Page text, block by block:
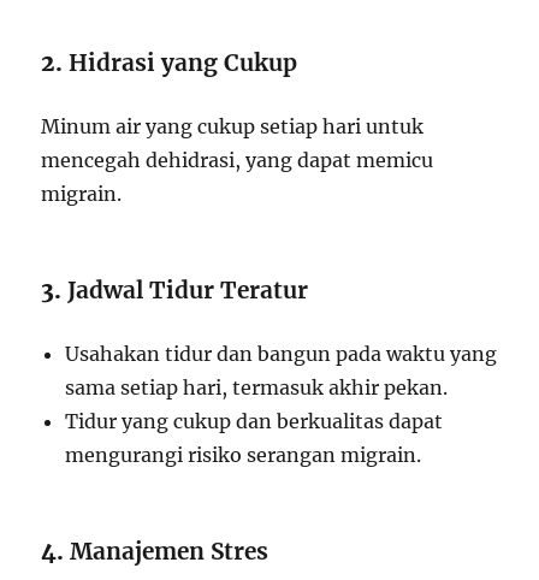
2.Hidrasi yang Cukup
Minum air yang cukup setiap hari untuk
mencegah dehidrasi, yang dapat memicu
migrain.
3.Jadwal Tidur Teratur
Usahakan tidur dan bangun pada waktu yang
sama setiap hari, termasuk akhir pekan.
Tidur yang cukup dan berkualitas dapat
mengurangi risiko serangan migrain.
4.Manajemen Stres